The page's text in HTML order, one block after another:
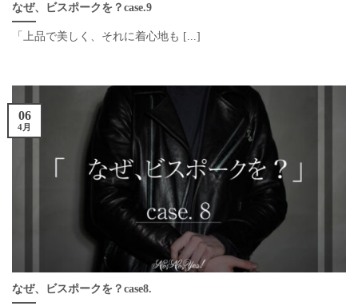
なぜ、ビスポークを？case.9
「上品で美しく、それに着心地も [...]
なぜ、ビスポークを？case8.
06
4月